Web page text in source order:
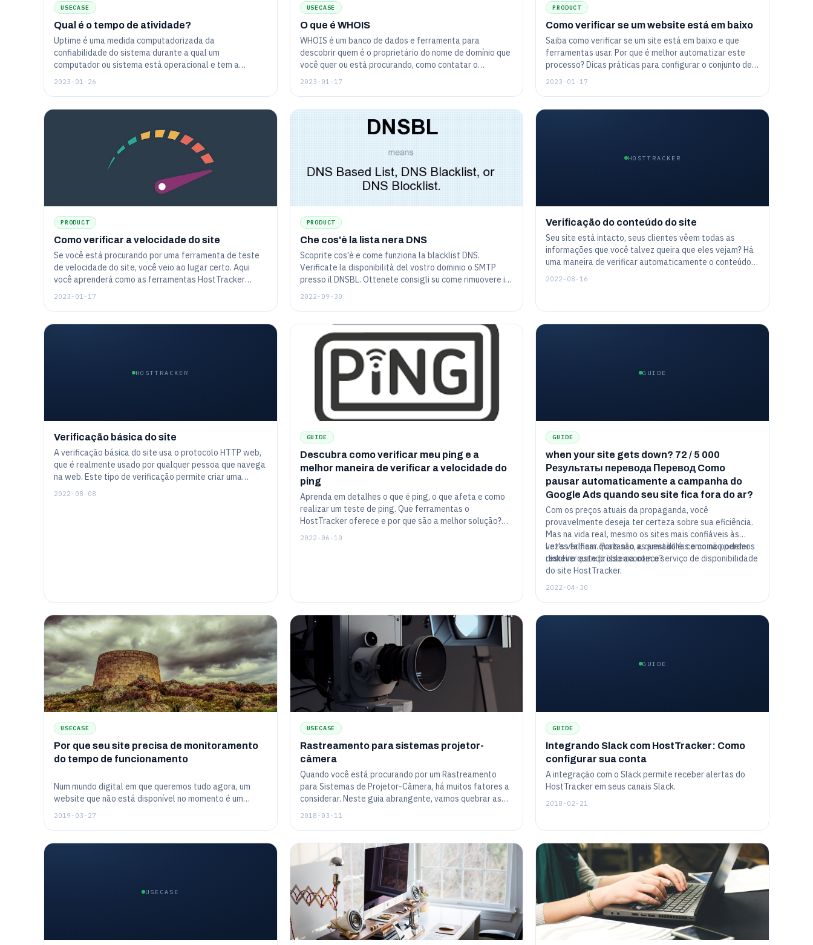
USECASE
Qual é o tempo de atividade?
Uptime é uma medida computadorizada da
confiabilidade do sistema durante a qual um
computador ou sistema está operacional e tem a
métrica como porcentagem de tempo.
2023-01-26
USECASE
O que é WHOIS
WHOIS é um banco de dados e ferramenta para
descobrir quem é o proprietário do nome de domínio que
você quer ou está procurando, como contatar o
proprietário, e quando a propriedade expira.
2023-01-17
PRODUCT
Como verificar se um website está em baixo
Saiba como verificar se um site está em baixo e que
ferramentas usar. Por que é melhor automatizar este
processo? Dicas práticas para configurar o conjunto de
ferramentas.
2023-01-17
PRODUCT
Como verificar a velocidade do site
Se você está procurando por uma ferramenta de teste
de velocidade do site, você veio ao lugar certo. Aqui
você aprenderá como as ferramentas HostTracker
funcionam. Como verificar a velocidade de
2023-01-17
PRODUCT
Che cos'è la lista nera DNS
Scoprite cos'è e come funziona la blacklist DNS.
Verificate la disponibilità del vostro dominio o SMTP
presso il DNSBL. Ottenete consigli su come rimuovere il
vostro progetto dal database dello spam e su come
2022-09-30
HOSTTRACKER
Verificação do conteúdo do site
Seu site está intacto, seus clientes vêem todas as
informações que você talvez queira que eles vejam? Há
uma maneira de verificar automaticamente o conteúdo
da página, palavras particulares, frases ou até mesmo
exatamente como planejado
2022-08-16
HOSTTRACKER
Verificação básica do site
A verificação básica do site usa o protocolo HTTP web,
que é realmente usado por qualquer pessoa que navega
na web. Este tipo de verificação permite criar uma
tarefa de monitoramento, para verificar um site
2022-08-08
GUIDE
Descubra como verificar meu ping e a
melhor maneira de verificar a velocidade do
ping
Aprenda em detalhes o que é ping, o que afeta e como
realizar um teste de ping. Que ferramentas o
HostTracker oferece e por que são a melhor solução?
Obtenha instruções detalhadas sobre como configurar o
2022-06-10
GUIDE
GUIDE
when your site gets down? 72 / 5 000
Результаты перевода Перевод Como
pausar automaticamente a campanha do
Google Ads quando seu site fica fora do ar?
Com os preços atuais da propaganda, você
provavelmente deseja ter certeza sobre sua eficiência.
Mas na vida real, mesmo os sites mais confiáveis às
vezes falham. Portanto, a questão é: como não perder
dinheiro quando isso acontece?
Let's verificar quais são as armadilhas e como podemos
resolver este problema com o serviço de disponibilidade
do site HostTracker.
2022-04-30
USECASE
Por que seu site precisa de monitoramento
do tempo de funcionamento
Num mundo digital em que queremos tudo agora, um
website que não está disponível no momento é um
website ao qual provavelmente não voltaremos no
seus visitantes aos seus concorrentes. Então, como o
2019-03-27
USECASE
Rastreamento para sistemas projetor-
câmera
Quando você está procurando por um Rastreamento
para Sistemas de Projetor-Câmera, há muitos fatores a
considerar. Neste guia abrangente, vamos quebrar as
características e especificações importantes para que
Rastreamento para Sistemas de Projetor-Câmera uma
vez que você o tenha comprado!
2018-03-11
GUIDE
GUIDE
Integrando Slack com HostTracker: Como
configurar sua conta
A integração com o Slack permite receber alertas do
HostTracker em seus canais Slack.
2018-02-21
USECASE